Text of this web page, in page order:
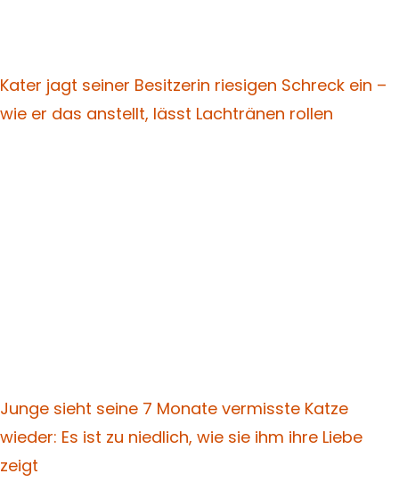
Kater jagt seiner Besitzerin riesigen Schreck ein –
wie er das anstellt, lässt Lachtränen rollen
Junge sieht seine 7 Monate vermisste Katze
wieder: Es ist zu niedlich, wie sie ihm ihre Liebe
zeigt